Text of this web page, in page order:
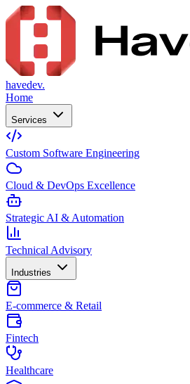
havedev.
Home
Services
Custom Software Engineering
Cloud & DevOps Excellence
Strategic AI & Automation
Technical Advisory
Industries
E-commerce & Retail
Fintech
Healthcare